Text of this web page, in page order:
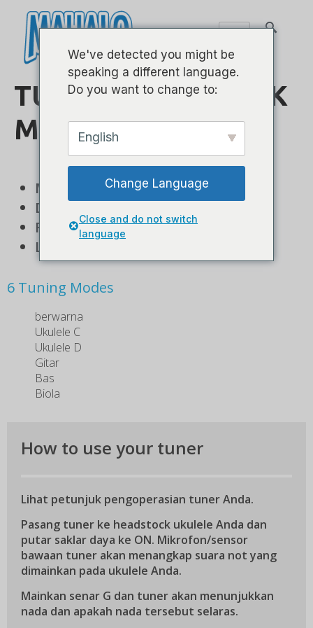
TUNER ELEKTRONIK
MAHALO – MZTU2
Mudah digunakan
Desain Clip-On yang Nyaman
Respon Penyetelan Cepat
Layar LCD 2 Warna
6 Tuning Modes
berwarna
Ukulele C
Ukulele D
Gitar
Bas
Biola
How to use your tuner
Lihat petunjuk pengoperasian tuner Anda.
Pasang tuner ke headstock ukulele Anda dan
putar saklar daya ke ON. Mikrofon/sensor
bawaan tuner akan menangkap suara not yang
dimainkan pada ukulele Anda.
Mainkan senar G dan tuner akan menunjukkan
nada dan apakah nada tersebut selaras.
We've detected you might be
speaking a different language.
Do you want to change to:
English
Change Language
Close and do not switch
language